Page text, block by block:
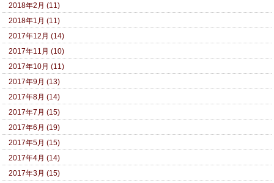
2018年2月 (11)
2018年1月 (11)
2017年12月 (14)
2017年11月 (10)
2017年10月 (11)
2017年9月 (13)
2017年8月 (14)
2017年7月 (15)
2017年6月 (19)
2017年5月 (15)
2017年4月 (14)
2017年3月 (15)